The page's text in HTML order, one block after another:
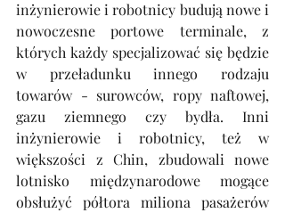
inżynierowie i robotnicy budują nowe i
nowoczesne portowe terminale, z
których każdy specjalizować się będzie
w przeładunku innego rodzaju
towarów - surowców, ropy naftowej,
gazu ziemnego czy bydła. Inni
inżynierowie i robotnicy, też w
większości z Chin, zbudowali nowe
lotnisko międzynarodowe mogące
obsłużyć półtora miliona pasażerów